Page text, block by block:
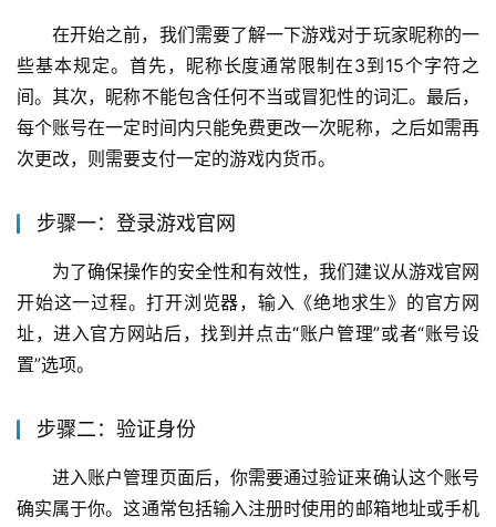
在开始之前，我们需要了解一下游戏对于玩家昵称的一
些基本规定。首先，昵称长度通常限制在3到15个字符之
间。其次，昵称不能包含任何不当或冒犯性的词汇。最后，
每个账号在一定时间内只能免费更改一次昵称，之后如需再
次更改，则需要支付一定的游戏内货币。
步骤一：登录游戏官网
为了确保操作的安全性和有效性，我们建议从游戏官网
开始这一过程。打开浏览器，输入《绝地求生》的官方网
址，进入官方网站后，找到并点击“账户管理”或者“账号设
置”选项。
步骤二：验证身份
进入账户管理页面后，你需要通过验证来确认这个账号
确实属于你。这通常包括输入注册时使用的邮箱地址或手机